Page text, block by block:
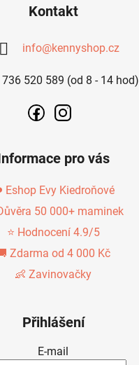
Kontakt
info@kennyshop.cz
736 520 589 (od 8 - 14 hod)
pro vás
Evy Kiedroňové
50 000+ maminek
⭐ Hodnocení 4.9/5
Zdarma od 4 000 Kč
👶 Zavinovačky
Přihlášení
E-mail